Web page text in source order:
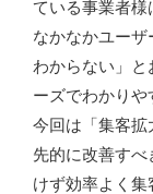
ている事業者様
なかなかユー
わからない」と
ーズでわかりや
今回は「集客
先的に改善す
けず効率よく集